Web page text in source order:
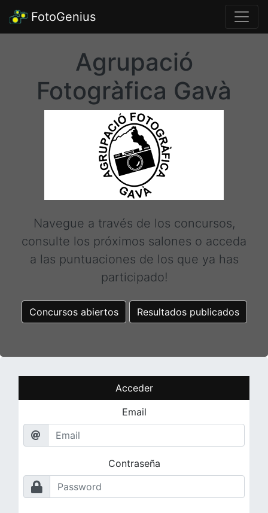
FotoGenius
Agrupació
Fotogràfica Gavà
Navegue a través de los concursos,
consulte los próximos salones o acceda
a las puntuaciones de los que ya has
participado!
Concursos abiertos Resultados publicados
Acceder
Email
Contraseña